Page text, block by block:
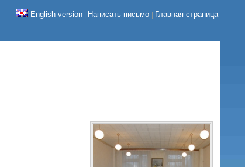
English version Написать письмо Главная страница